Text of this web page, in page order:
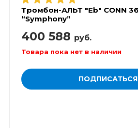
Тромбон-АЛЬТ "Eb" CONN
“Symphony”
400 588 руб.
Товара пока нет в наличии
ПОДПИСАТЬСЯ